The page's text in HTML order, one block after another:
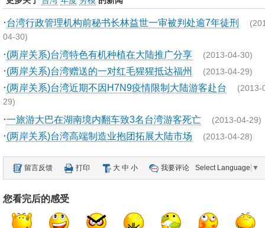
·台湾行政管理机构前秘书长林益世一审被判处逾7年徒刑
04-30)
·(两岸关系)台湾特色有机种植在大陆推广分享 (2013-04-30)
·(两岸关系)台湾赠送的一对红毛猩猩抵达福州 (2013-04-29)
·(两岸关系)台湾近期不因H7N9疫情限制大陆游客赴台 (2013-
29)
·一旅游大巴在湖南境内翻车致3名台湾游客死亡 (2013-04-29)
·(两岸关系)台湾高端制造业抱团拓展大陆市场 (2013-04-28)
留言反馈 打印 大 中 小 我要评论 Select Language ▼
您看完后的感受